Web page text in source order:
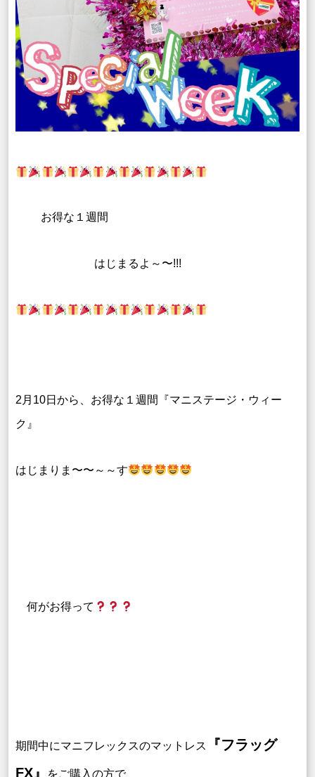
お得な１週間
はじまるよ～〜!!!
2月10日から、お得な１週間『マニステージ・ウィー
ク』
はじまりま〜〜～～す
何がお得って
期間中にマニフレックスのマットレス
『フラッグ
FX』
をご購入の方で